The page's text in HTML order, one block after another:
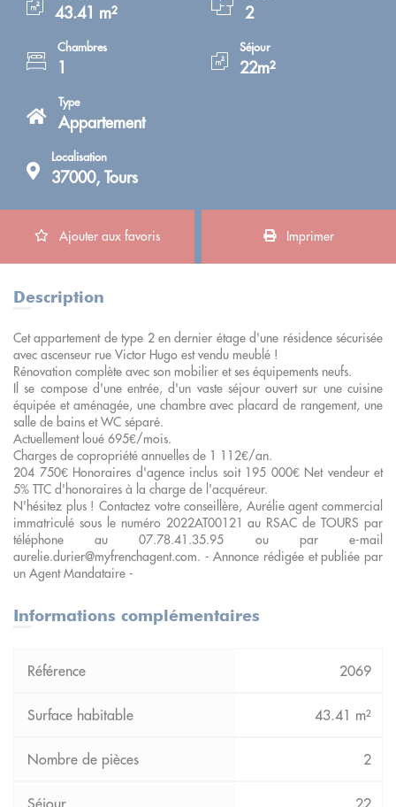
43.41 m² 2
Chambres
1
Séjour
22m²
Type
Appartement
Localisation
37000, Tours
Ajouter aux favoris Imprimer
Description
Cet appartement de type 2 en dernier étage d'une résidence sécurisée
avec ascenseur rue Victor Hugo est vendu meublé !
Rénovation complète avec son mobilier et ses équipements neufs.
Il se compose d'une entrée, d'un vaste séjour ouvert sur une cuisine
équipée et aménagée, une chambre avec placard de rangement, une
salle de bains et WC séparé.
Actuellement loué 695€/mois.
Charges de copropriété annuelles de 1 112€/an.
204 750€ Honoraires d'agence inclus soit 195 000€ Net vendeur et
5% TTC d'honoraires à la charge de l'acquéreur.
N'hésitez plus ! Contactez votre conseillère, Aurélie agent commercial
immatriculé sous le numéro 2022AT00121 au RSAC de TOURS par
téléphone au 07.78.41.35.95 ou par e-mail
aurelie.durier@myfrenchagent.com. - Annonce rédigée et publiée par
un Agent Mandataire -
Informations complémentaires
2069
43.41 m²
2
22